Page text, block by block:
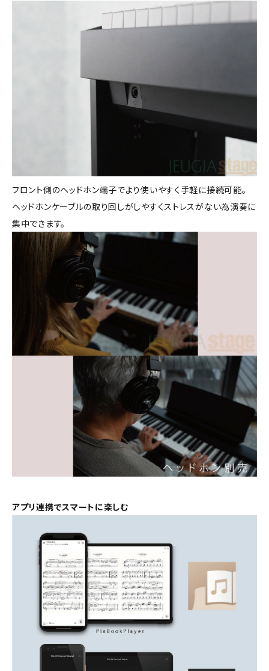
フロント側のヘッドホン端子でより使いやすく手軽に接続可能。
ヘッドホンケーブルの取り回しがしやすくストレスがない為演奏に
集中できます。
アプリ連携でスマートに楽しむ